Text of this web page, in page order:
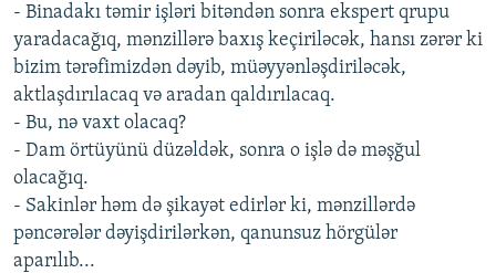
- Binadakı təmir işləri bitəndən sonra ekspert qrupu
yaradacağıq, mənzillərə baxış keçiriləcək, hansı zərər ki
bizim tərəfimizdən dəyib, müəyyənləşdiriləcək,
aktlaşdırılacaq və aradan qaldırılacaq.
- Bu, nə vaxt olacaq?
- Dam örtüyünü düzəldək, sonra o işlə də məşğul
olacağıq.
- Sakinlər həm də şikayət edirlər ki, mənzillərdə
pəncərələr dəyişdirilərkən, qanunsuz hörgülər
aparılıb...